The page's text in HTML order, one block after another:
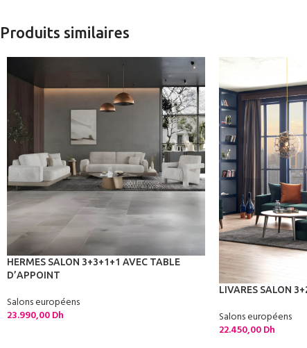
Produits similaires
HERMES SALON 3+3+1+1 AVEC TABLE
D’APPOINT
Salons européens
23.990,00Dh
LIVARES SALON
Salons européens
22.450,00Dh